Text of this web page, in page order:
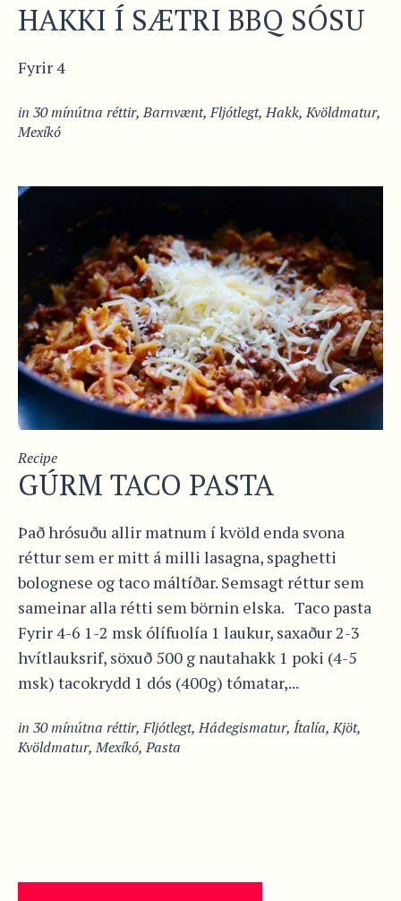
HAKKI Í SÆTRI BBQ SÓSU
Fyrir 4
in 30 mínútna réttir,Barnvænt,Fljótlegt,Hakk,Kvöldmatur,
Mexíkó
Recipe
GÚRM TACO PASTA
Það hrósuðu allir matnum í kvöld enda svona
réttur sem er mitt á milli lasagna, spaghetti
bolognese og taco máltíðar. Semsagt réttur sem
sameinar alla rétti sem börnin elska. Taco pasta
Fyrir 4-6 1-2 msk ólífuolía 1 laukur, saxaður 2-3
hvítlauksrif, söxuð 500 g nautahakk 1 poki (4-5
msk) tacokrydd 1 dós (400g) tómatar,...
in 30 mínútna réttir,Fljótlegt,Hádegismatur, Ítalía,Kjöt,
Kvöldmatur,Mexíkó,Pasta